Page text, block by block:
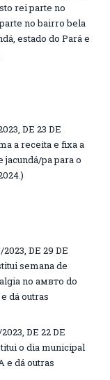
rei parte no
no bairro bela
estado do Pará e
DE 23 DE
a receita e fixa a
pa para o
DE 29 DE
semana de
no амвто do
dá outras
DE 22 DE
o dia municipal
e dá outras